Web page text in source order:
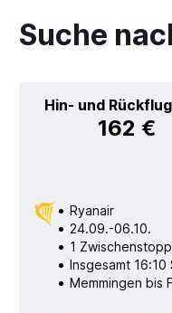
Suche
Hin- und
162 €
Ryanair
24.09.-06.10.
1 Zwischenstopp
Insgesamt 16:10
Memmingen bis